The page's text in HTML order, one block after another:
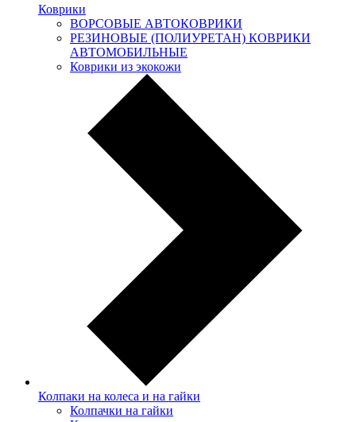
Коврики
ВОРСОВЫЕ АВТОКОВРИКИ
РЕЗИНОВЫЕ (ПОЛИУРЕТАН) КОВРИКИ
АВТОМОБИЛЬНЫЕ
Коврики из экокожи
Колпаки на колеса и на гайки
Колпачки на гайки